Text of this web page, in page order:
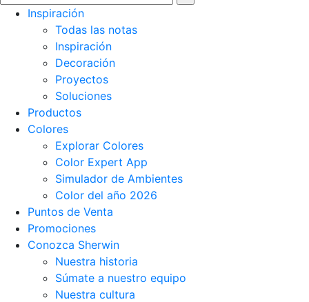
Inspiración
Todas las notas
Inspiración
Decoración
Proyectos
Soluciones
Productos
Colores
Explorar Colores
Color Expert App
Simulador de Ambientes
Color del año 2026
Puntos de Venta
Promociones
Conozca Sherwin
Nuestra historia
Súmate a nuestro equipo
Nuestra cultura